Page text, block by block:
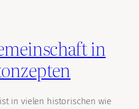
in
in vielen historischen wie